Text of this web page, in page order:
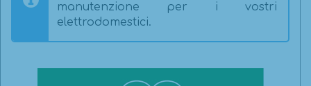
manutenzione per i vostri
elettrodomestici.